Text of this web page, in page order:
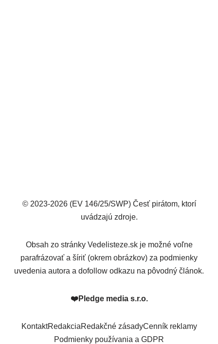
© 2023-2026 (EV 146/25/SWP) Česť pirátom, ktorí
uvádzajú zdroje.
Obsah zo stránky Vedelisteze.sk je možné voľne
parafrázovať a šíriť (okrem obrázkov) za podmienky
uvedenia autora a dofollow odkazu na pôvodný článok.
❤️Pledge media s.r.o.
KontaktRedakciaRedakčné zásadyCenník reklamy
Podmienky používania a GDPR